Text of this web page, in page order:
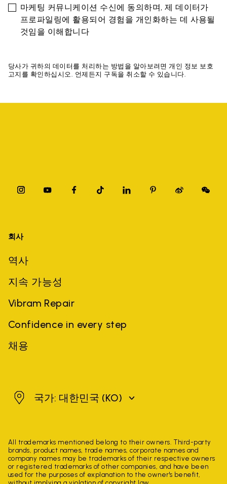
마케팅 커뮤니케이션 수신에 동의하며, 제 데이터가
프로파일링에 활용되어 경험을 개인화하는 데 사용될
것임을 이해합니다
당사가 귀하의 데이터를 처리하는 방법을 알아보려면 개인 정보 보호
고지를 확인하십시오. 언제든지 구독을 취소할 수 있습니다.
회사
역사
지속 가능성
Vibram Repair
Confidence in every step
채용
대한민국국가: 대한민국 (KO)
All trademarks mentioned belong to their owners. Third-party
brands, product names, trade names, corporate names and
company names may be trademarks of their respective owners
or registered trademarks of other companies, and have been
used for the purposes of explanation to the owner's benefit,